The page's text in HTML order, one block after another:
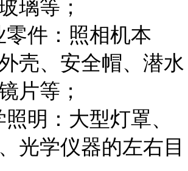
璃等；
零件：照相机本
壳、安全帽、潜水
片等；
明：大型灯罩、
光学仪器的左右目